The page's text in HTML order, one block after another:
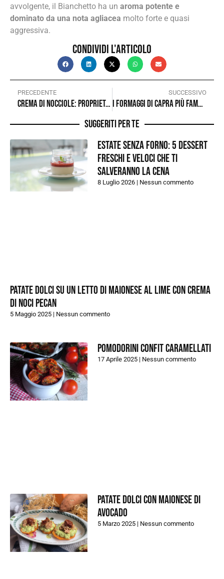
avvolgente, il Bianchetto ha un aroma potente e
dominato da una nota agliacea molto forte e quasi
aggressiva.
Condividi l'articolo
PRECEDENTE
Crema di nocciole: proprietà e utilizzi in cucina
SUCCESSIVO
I formaggi di capra più famosi (e buoni): un viaggio nel sapore
Suggeriti per te
Estate senza forno: 5 dessert
freschi e veloci che ti
salveranno la cena
8 Luglio 2026 Nessun commento
PATATE DOLCI SU UN LETTO DI MAIONESE AL LIME CON CREMA
DI NOCI PECAN
5 Maggio 2025 Nessun commento
POMODORINI CONFIT CARAMELLATI
17 Aprile 2025 Nessun commento
Patate dolci con maionese di
avocado
5 Marzo 2025 Nessun commento